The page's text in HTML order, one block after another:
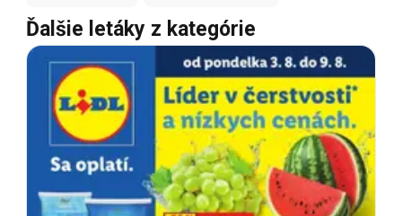
Ďalšie letáky z kategórie